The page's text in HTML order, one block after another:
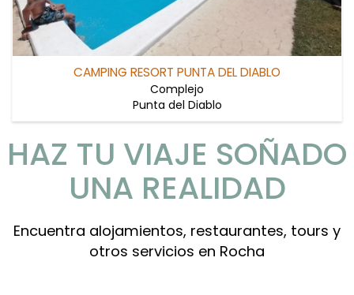
CAMPING RESORT PUNTA DEL DIABLO
Complejo
Punta del Diablo
HAZ TU VIAJE SOÑADO
UNA REALIDAD
Encuentra alojamientos, restaurantes, tours y
otros servicios en Rocha